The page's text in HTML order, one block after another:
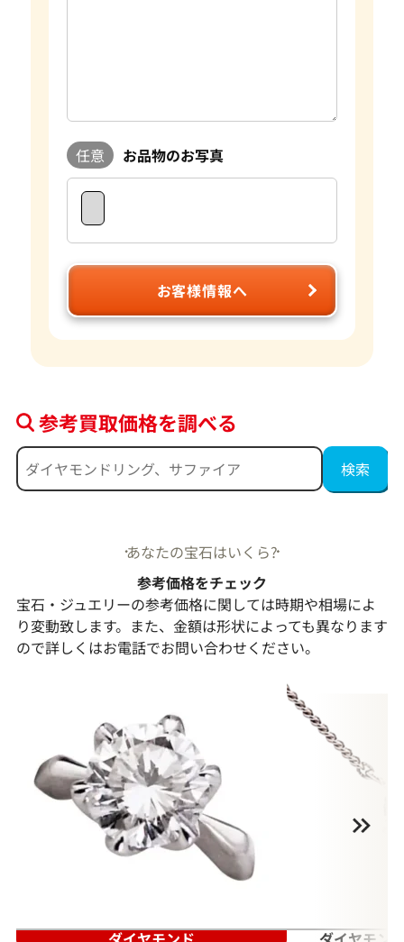
任意 お品物のお写真
お客様情報へ
参考買取価格を調べる
あなたの宝石はいくら?
参考価格をチェック
宝石・ジュエリーの参考価格に関しては時期や相場によ
り変動致します。また、金額は形状によっても異なります
ので詳しくはお電話でお問い合わせください。